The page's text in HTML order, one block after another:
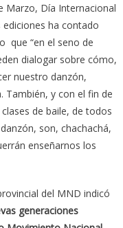
Marzo, Día Internacional
ha contado
que “en el seno de
dialogar sobre cómo,
nuestro danzón,
También, y con el fin de
de baile, de todos
son, chachachá,
enseñarnos los
del MND indicó
generaciones